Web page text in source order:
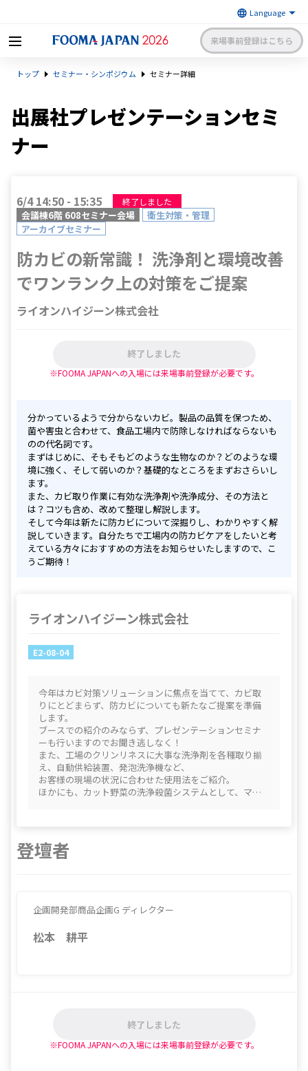
来場事前登録はこちら
級の食品製造総合展〜 | 一般社
日本食品機械工業会
トップ セミナー・シンポジウム セミナー詳細
出展社プレゼンテーションセミ
ナー
6/4 14:50 - 15:35 終了しました
会議棟6階 608セミナー会場
衛生対策・管理
アーカイブセミナー
防カビの新常識！ 洗浄剤と環境改善
でワンランク上の対策をご提案
ライオンハイジーン株式会社
終了しました
※FOOMA JAPANへの入場には来場事前登録が必要です。
分かっているようで分からないカビ。製品の品質を保つため、
菌や害虫と合わせて、食品工場内で防除しなければならないも
のの代名詞です。
まずはじめに、そもそもどのような生物なのか？どのような環
境に強く、そして弱いのか？基礎的なところをまずおさらいし
ます。
また、カビ取り作業に有効な洗浄剤や洗浄成分、その方法と
は？コツも含め、改めて整理し解説します。
そして今年は新たに防カビについて深掘りし、わかりやすく解
説していきます。自分たちで工場内の防カビケアをしたいと考
えている方々におすすめの方法をお知らせいたしますので、こ
うご期待！
ライオンハイジーン株式会社
E2-08-04
今年はカビ対策ソリューションに焦点を当てて、カビ取
りにとどまらず、防カビについても新たなご提案を準備
します。
ブースでの紹介のみならず、プレゼンテーションセミナ
ーも行いますのでお聞き逃しなく！
また、工場のクリンリネスに大事な洗浄剤を各種取り揃
え、自動供給装置、発泡洗浄機など、
お客様の現場の状況に合わせた使用法をご紹介。
ほかにも、カット野菜の洗浄殺菌システムとして、マイ
大好評の異物・虫除去用の野菜・果物洗浄剤「野菜キレ
イNEXT」など、美味しい野菜を高い品位のままで製品に
登壇者
企画開発部商品企画G ディレクター
松本 耕平
終了しました
※FOOMA JAPANへの入場には来場事前登録が必要です。